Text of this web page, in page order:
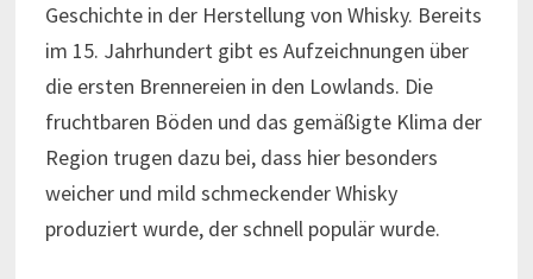
Geschichte in der Herstellung von Whisky. Bereits
im 15. Jahrhundert gibt es Aufzeichnungen über
die ersten Brennereien in den Lowlands. Die
fruchtbaren Böden und das gemäßigte Klima der
Region trugen dazu bei, dass hier besonders
weicher und mild schmeckender Whisky
produziert wurde, der schnell populär wurde.